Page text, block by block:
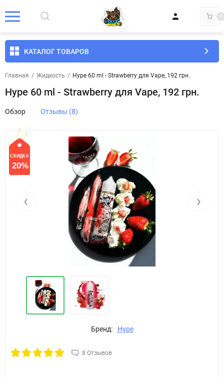
0
КАТАЛОГ ТОВАРОВ
Главная / Жидкость / Hype 60 ml - Strawberry для Vape, 192 грн.
Hype 60 ml - Strawberry для Vape, 192 грн.
Обзор Отзывы (8)
‹ ›
СКИДКА
20%
Бренд: Hype
8 Отзывов